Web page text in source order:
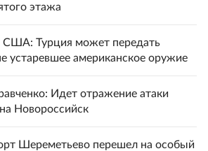
этажа
США: Турция может передать
устаревшее американское оружие
Идет отражение атаки
Новороссийск
Шереметьево перешел на особый